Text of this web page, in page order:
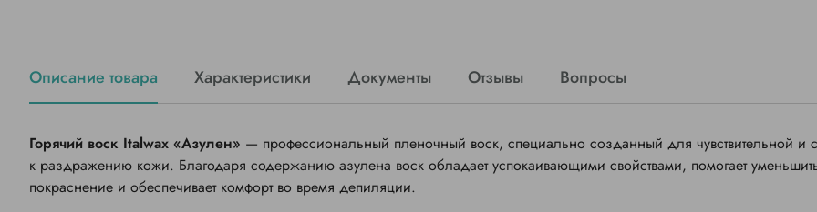
Описание товара Характеристики Документы Отзывы Вопросы
Горячий воск Italwax «Азулен» — профессиональный пленочный воск, специально созданный для чувствительной и
к раздражению кожи. Благодаря содержанию азулена воск обладает успокаивающими свойствами, помогает
покраснение и обеспечивает комфорт во время депиляции.